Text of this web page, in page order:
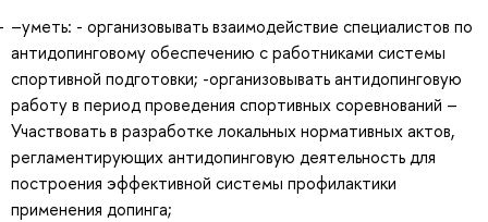
–уметь: - организовывать взаимодействие специалистов по
антидопинговому обеспечению с работниками системы
спортивной подготовки; -организовывать антидопинговую
работу в период проведения спортивных соревнований –
Участвовать в разработке локальных нормативных актов,
регламентирующих антидопинговую деятельность для
построения эффективной системы профилактики
применения допинга;